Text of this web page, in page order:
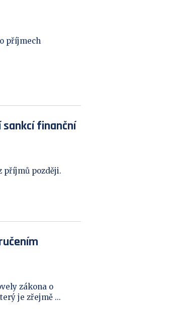
příjmech
sankcí finanční
příjmů později.
zákona o
je zřejmě ...